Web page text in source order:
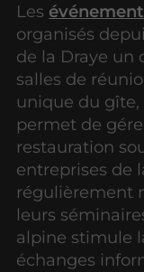
Les
organisés
de la Draye un
salles de
unique du
permet de
restauration
entreprises de
régulièrement
leurs
alpine stimule
échanges